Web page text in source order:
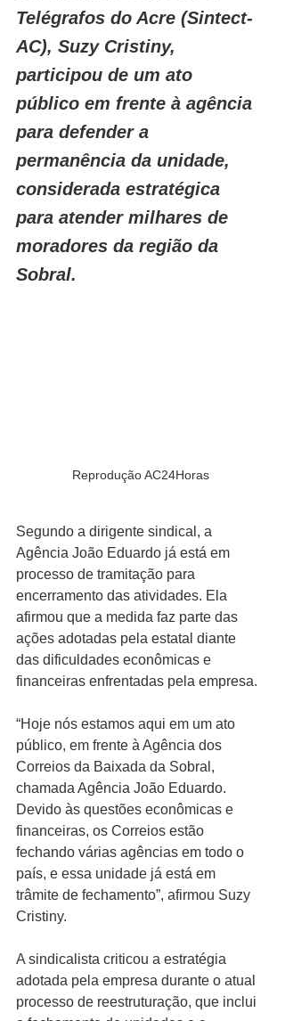
Telégrafos do Acre (Sintect-
AC), Suzy Cristiny,
participou de um ato
público em frente à agência
para defender a
permanência da unidade,
considerada estratégica
para atender milhares de
moradores da região da
Sobral.
Reprodução AC24Horas
Segundo a dirigente sindical, a
Agência João Eduardo já está em
processo de tramitação para
encerramento das atividades. Ela
afirmou que a medida faz parte das
ações adotadas pela estatal diante
das dificuldades econômicas e
financeiras enfrentadas pela empresa.
“Hoje nós estamos aqui em um ato
público, em frente à Agência dos
Correios da Baixada da Sobral,
chamada Agência João Eduardo.
Devido às questões econômicas e
financeiras, os Correios estão
fechando várias agências em todo o
país, e essa unidade já está em
trâmite de fechamento”, afirmou Suzy
Cristiny.
A sindicalista criticou a estratégia
adotada pela empresa durante o atual
processo de reestruturação, que inclui